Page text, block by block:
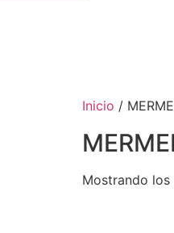
Inicio /
Mostrando